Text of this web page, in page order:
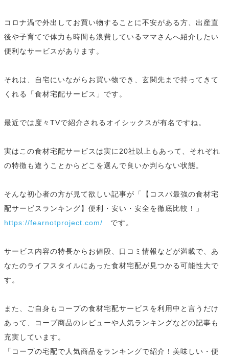
コロナ渦で外出してお買い物することに不安がある方、出産直
後や子育てで体力も時間も浪費しているママさんへ紹介したい
便利なサービスがあります。
それは、自宅にいながらお買い物でき、玄関先まで持ってきて
くれる「食材宅配サービス」です。
最近では度々TVで紹介されるオイシックスが有名ですね。
実はこの食材宅配サービスは実に20社以上もあって、それぞれ
の特徴も違うことからどこを選んで良いか判らない状態。
そんな初心者の方が見て欲しい記事が「【コスパ最強の食材宅
配サービスランキング】便利・安い・安全を徹底比較！」
https://fearnotproject.com/ です。
サービス内容の特長からお値段、口コミ情報などが満載で、あ
なたのライフスタイルにあった食材宅配が見つかる可能性大で
す。
また、ご自身もコープの食材宅配サービスを利用中と言うだけ
あって、コープ商品のレビューや人気ランキングなどの記事も
充実しています。
「コープの宅配で人気商品をランキングで紹介！美味しい・便